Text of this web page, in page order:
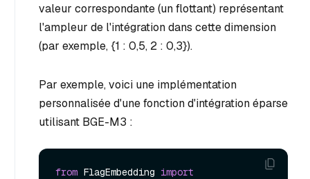
valeur correspondante (un flottant) représentant
l'ampleur de l'intégration dans cette dimension
(par exemple, {1 : 0,5, 2 : 0,3}).
Par exemple, voici une implémentation
personnalisée d'une fonction d'intégration éparse
utilisant BGE-M3 :
from FlagEmbedding import